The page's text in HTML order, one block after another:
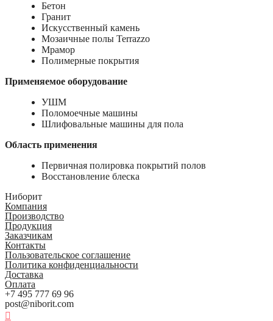
Бетон
Гранит
Искусственный камень
Мозаичные полы Terrazzo
Мрамор
Полимерные покрытия
Применяемое оборудование
УШМ
Поломоечные машины
Шлифовальные машины для пола
Область применения
Первичная полировка покрытий полов
Восстановление блеска
Ниборит
Компания
Производство
Продукция
Заказчикам
Контакты
Пользовательское соглашение
Политика конфиденциальности
Доставка
Оплата
+7 495 777 69 96
post@niborit.com